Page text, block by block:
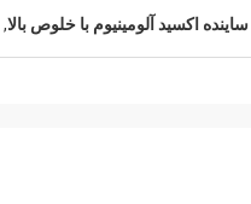
ساینده اکسید آلومینیوم با خلوص بالا,